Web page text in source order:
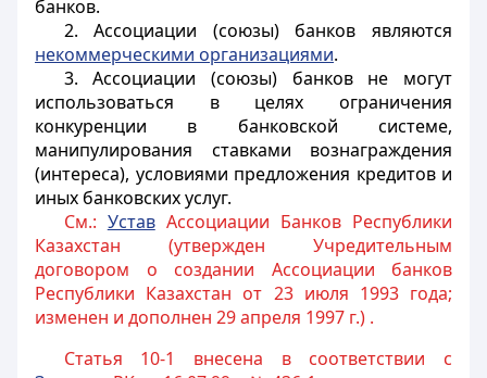
банков.
2. Ассоциации (союзы) банков являются
некоммерческими организациями.
3. Ассоциации (союзы) банков не могут
использоваться в целях ограничения
конкуренции в банковской системе,
манипулирования ставками вознаграждения
(интереса), условиями предложения кредитов и
иных банковских услуг.
См.: УставАссоциации Банков Республики
Казахстан (утвержден Учредительным
договором о создании Ассоциации банков
Республики Казахстан от 23 июля 1993 года;
изменен и дополнен 29 апреля 1997 г.) .
Статья 10-1 внесена в соответствии с